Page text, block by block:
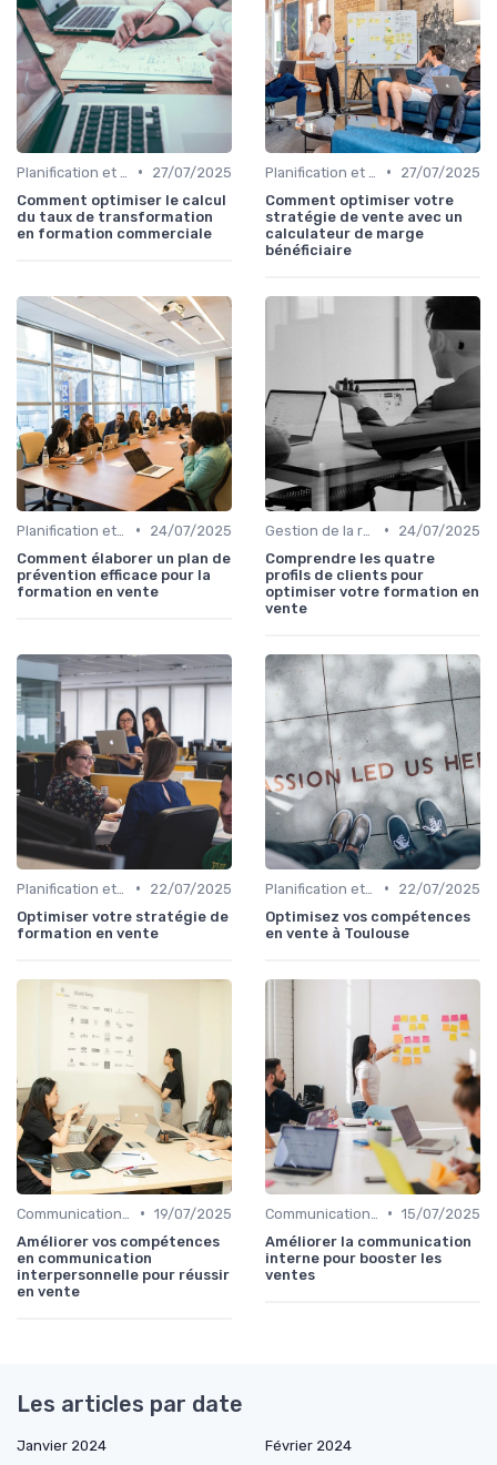
•
27/07/2025
Comment optimiser le calcul
du taux de transformation
en formation commerciale
•
27/07/2025
Comment optimiser votre
stratégie de vente avec un
calculateur de marge
bénéficiaire
•
24/07/2025
Comment élaborer un plan de
prévention efficace pour la
formation en vente
•
24/07/2025
Comprendre les quatre
profils de clients pour
optimiser votre formation en
vente
•
22/07/2025
Optimiser votre stratégie de
formation en vente
•
22/07/2025
Optimisez vos compétences
en vente à Toulouse
• 19/07/2025
Améliorer vos compétences
en communication
interpersonnelle pour réussir
en vente
• 15/07/2025
Améliorer la communication
interne pour booster les
ventes
Les articles par date
Janvier 2024
Février 2024